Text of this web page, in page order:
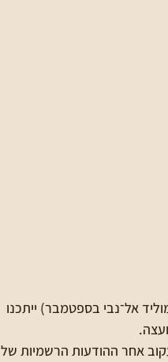
אל־נבי בספטמבר) ייתכנו
אחר ההודעות הרשמיות של